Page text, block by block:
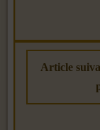
Article